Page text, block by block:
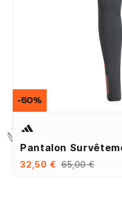
Pantalon
32,50 € 65,00 €
-50%